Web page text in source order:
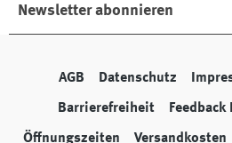
Newsletter abonnieren
AGB Datenschutz
Barrierefreiheit
Öffnungszeiten Versandkosten